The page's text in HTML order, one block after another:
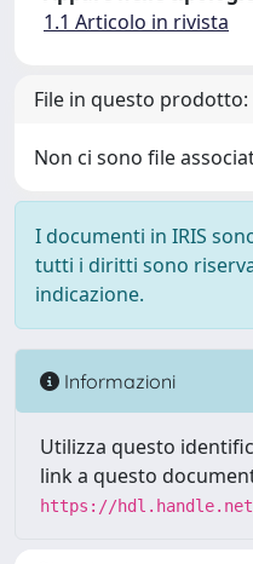
1.1 Articolo in rivista
File in questo prodotto:
Non ci sono file
I documenti in IRIS
tutti i diritti sono
indicazione.
Informazioni
Utilizza questo
link a questo
https://hdl.handle.net/